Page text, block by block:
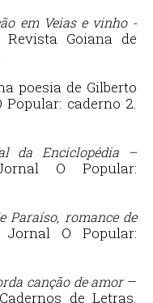
em Veias e vinho -
Revista Goiana de
poesia de Gilberto
caderno 2.
da Enciclopédia –
O Popular:
Paraíso, romance de
O Popular:
canção de amor –
de Letras.